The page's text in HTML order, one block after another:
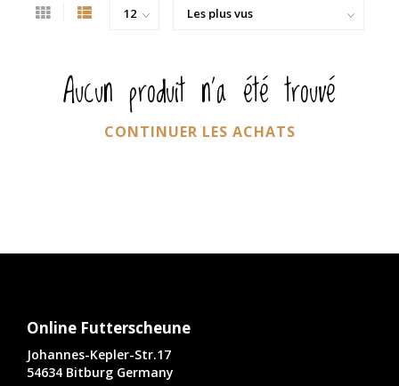
Aucun produit n'a été trouvé
CONTINUER LES ACHATS
Online Futterscheune
Johannes-Kepler-Str.17
54634 Bitburg Germany